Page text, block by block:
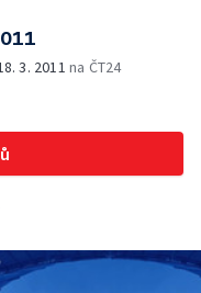
3. 2011 na ČT24